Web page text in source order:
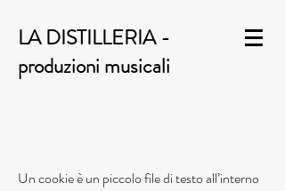
LA DISTILLERIA -
produzioni musicali
Un cookie è un piccolo file di testo all’interno